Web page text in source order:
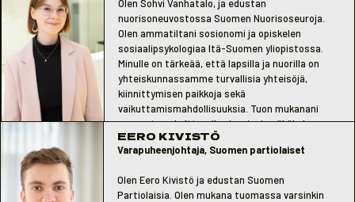
Haluan, että jokaisen nuoren kokonaisvaltaiseen
hyvinvointiin panostetaan taustasta
riippumatta. Erityisesti nuorten
mielenterveyteen tulee panostaa enemmän ja
yhteiskunnan ylikuormittavia rakenteita on
purettava.
Olen Sohvi Vanhatalo, ja edustan
nuorisoneuvostossa Suomen Nuorisoseuroja.
Olen ammatiltani sosionomi ja opiskelen
sosiaalipsykologiaa Itä-Suomen yliopistossa.
Minulle on tärkeää, että lapsilla ja nuorilla on
yhteiskunnassamme turvallisia yhteisöjä,
kiinnittymisen paikkoja sekä
vaikuttamismahdollisuuksia. Tuon mukanani
neuvostoon kulttuurihyvinvoinnin näkökulman
sekä osallisuuden ja yhteisöllisyyden
merkityksen hyvinvoinnille.
EERO KIVISTÖ
Varapuheenjohtaja, Suomen partiolaiset
Olen Eero Kivistö ja edustan Suomen
Partiolaisia. Olen mukana tuomassa varsinkin